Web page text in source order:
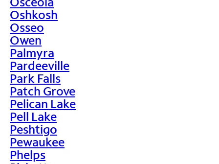
Oshkosh
Osseo
Owen
Palmyra
Pardeeville
Park Falls
Patch Grove
Pelican Lake
Pell Lake
Peshtigo
Pewaukee
Phelps